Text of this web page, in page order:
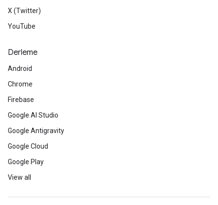
X (Twitter)
YouTube
Derleme
Android
Chrome
Firebase
Google AI Studio
Google Antigravity
Google Cloud
Google Play
View all